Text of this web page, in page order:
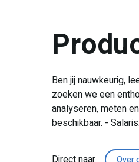
Ben jij nauwkeurig,
zoeken we een
analyseren, meten
beschikbaar. -